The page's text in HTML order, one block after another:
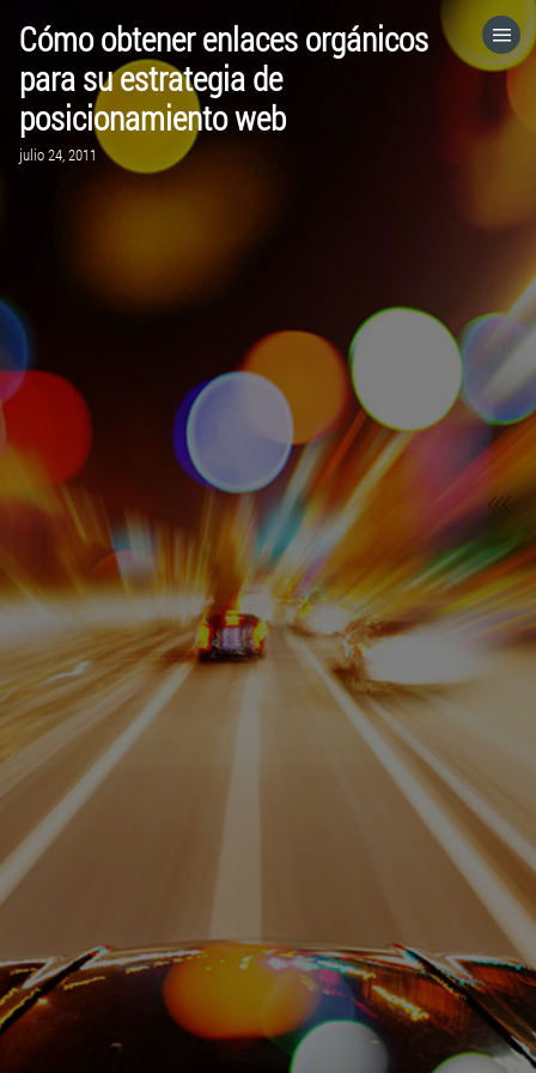
Cómo obtener enlaces orgánicos
para su estrategia de
posicionamiento web
julio 24, 2011
HOME
CATEGORÍAS